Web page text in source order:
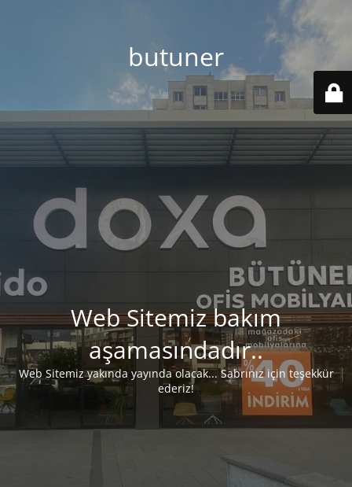
butuner
Web Sitemiz bakım
aşamasındadır..
Web Sitemiz yakında yayında olacak... Sabrınız için teşekkür
ederiz!